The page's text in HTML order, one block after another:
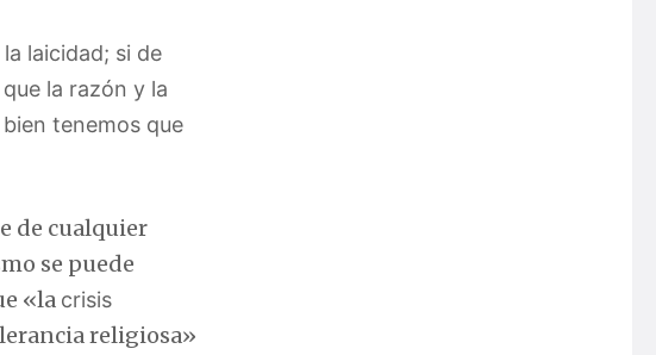
laicidad; si de
la razón y la
tenemos que
de cualquier
se puede
«la crisis
religiosa»